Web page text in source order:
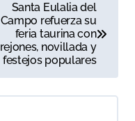
Santa Eulalia del
Campo refuerza su
feria taurina con
rejones, novillada y
festejos populares